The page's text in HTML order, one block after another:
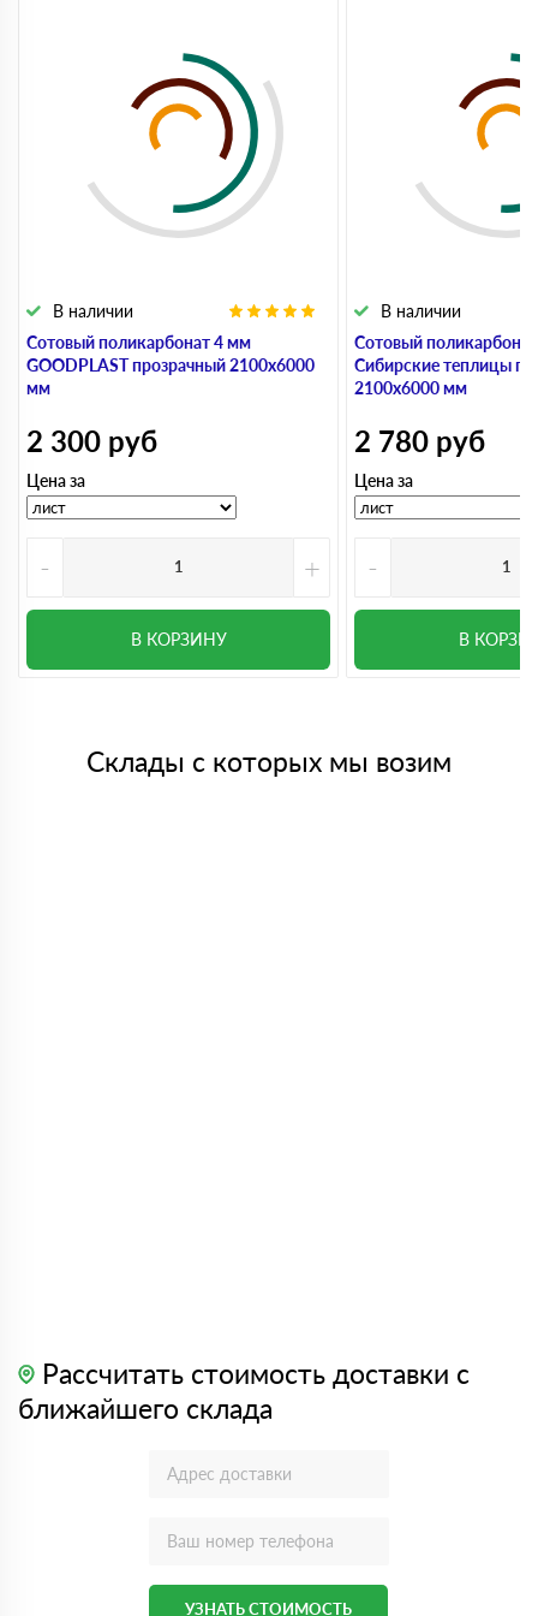
Сотовый поликарбонат 4 мм
GOODPLAST прозрачный 2100х6000
мм
В наличии
2 300 руб
Цена за
- +
В КОРЗИНУ
Сотовый
Сибирские теплицы
2100х6000 мм
В наличии
2 780 руб
Цена за
-
В
Склады с которых мы возим
Рассчитать стоимость доставки с
ближайшего склада
УЗНАТЬ СТОИМОСТЬ